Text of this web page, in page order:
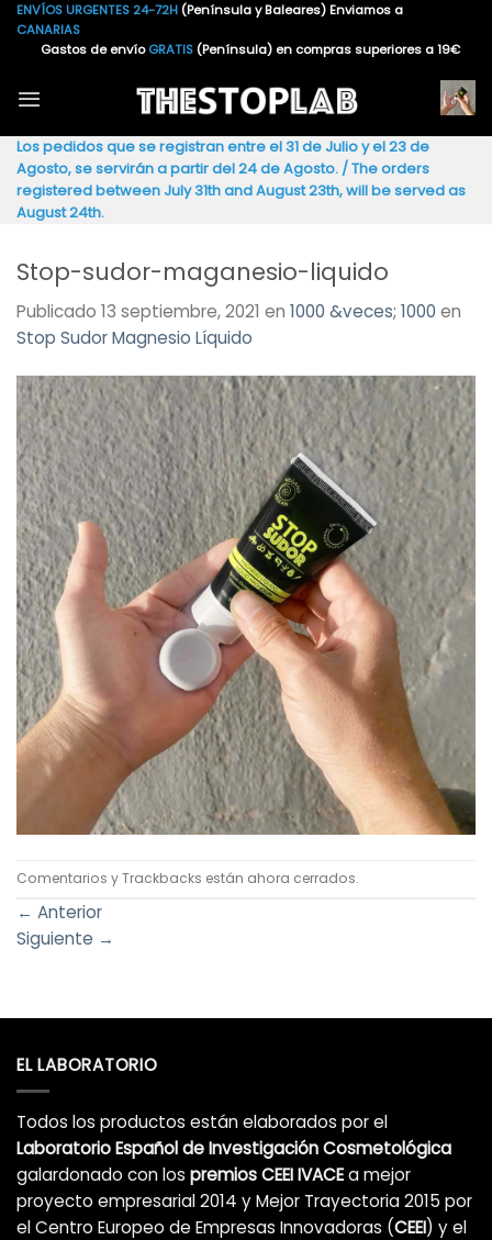
Saltar
ENVÍOS URGENTES 24-72H (Península y Baleares) Enviamos a
CANARIAS
Gastos de envíoGRATIS(Península) en compras superiores a 19€
Los pedidos que se registran entre el 31 de Julio y el 23 de
Agosto, se servirán a partir del 24 de Agosto. / The orders
registered between July 31th and August 23th, will be served as
August 24th.
Stop-sudor-maganesio-liquido
Publicado 13 septiembre, 2021 en 1000 &veces; 1000 en
Stop Sudor Magnesio Líquido
Comentarios y Trackbacks están ahora cerrados.
← Anterior
Siguiente →
EL LABORATORIO
Todos los productos están elaborados por el
Laboratorio Español de Investigación Cosmetológica
galardonado con los premios CEEI IVACEa mejor
proyecto empresarial 2014 y Mejor Trayectoria 2015 por
el Centro Europeo de Empresas Innovadoras (CEEI) y el